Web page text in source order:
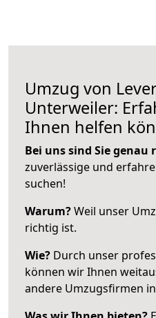
Umzug von
Unterweiler:
Ihnen helfen
Bei uns sind Sie genau
zuverlässige und
suchen!
Warum?Weil unser
richtig ist.
Wie? Durch unser
können wir Ihnen
andere Umzugsfirmen